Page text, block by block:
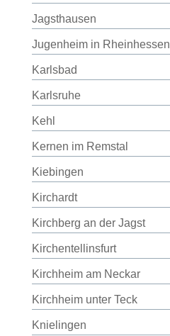
Jagsthausen
Jugenheim in Rheinhessen
Karlsbad
Karlsruhe
Kehl
Kernen im Remstal
Kiebingen
Kirchardt
Kirchberg an der Jagst
Kirchentellinsfurt
Kirchheim am Neckar
Kirchheim unter Teck
Knielingen